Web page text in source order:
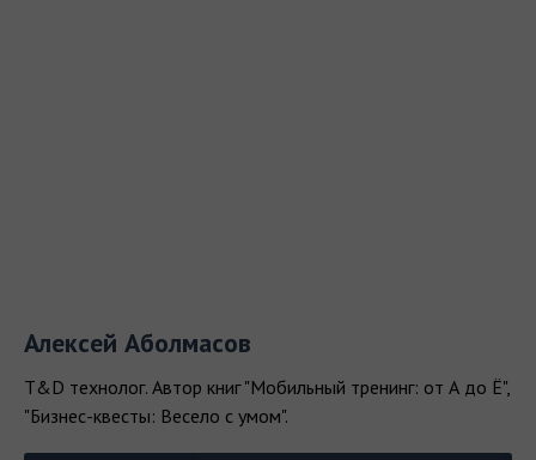
Алексей Аболмасов
T&D технолог. Автор книг "Мобильный тренинг: от А до Ё",
"Бизнес-квесты: Весело с умом".